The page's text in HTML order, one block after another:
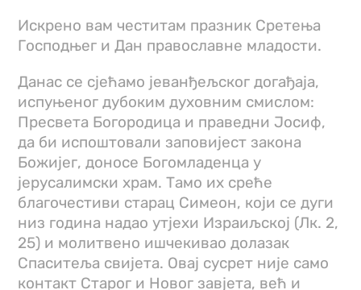
Искрено вам честитам празник Сретења
Господњег и Дан православне младости.
Данас се сјећамо јеванђељског догађаја,
испуњеног дубоким духовним смислом:
Пресвета Богородица и праведни Јосиф,
да би испоштовали заповијест закона
Божијег, доносе Богомладенца у
јерусалимски храм. Тамо их среће
благочестиви старац Симеон, који се дуги
низ година надао утјехи Израиљској (Лк. 2,
25) и молитвено ишчекивао долазак
Спаситеља свијета. Овај сусрет није само
контакт Старог и Новог завјета, већ и